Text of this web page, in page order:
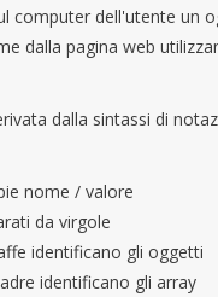
computer dell'utente un
dalla pagina web
dalla sintassi di
nome / valore
da virgole
identificano gli oggetti
identificano gli array